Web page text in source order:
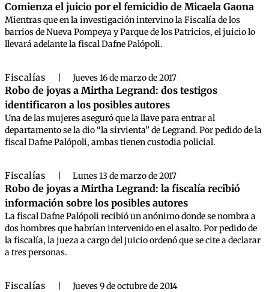
Comienza el juicio por el femicidio de Micaela Gaona
Mientras que en la investigación intervino la Fiscalía de los
barrios de Nueva Pompeya y Parque de los Patricios, el juicio lo
llevará adelante la fiscal Dafne Palópoli.
Fiscalías Jueves 16 de marzo de 2017
Robo de joyas a Mirtha Legrand: dos testigos
identificaron a los posibles autores
Una de las mujeres aseguró que la llave para entrar al
departamento se la dio “la sirvienta” de Legrand. Por pedido de la
fiscal Dafne Palópoli, ambas tienen custodia policial.
Fiscalías Lunes 13 de marzo de 2017
Robo de joyas a Mirtha Legrand: la fiscalía recibió
información sobre los posibles autores
La fiscal Dafne Palópoli recibió un anónimo donde se nombra a
dos hombres que habrían intervenido en el asalto. Por pedido de
la fiscalía, la jueza a cargo del juicio ordenó que se cite a declarar
a tres personas.
Fiscalías Jueves 9 de octubre de 2014